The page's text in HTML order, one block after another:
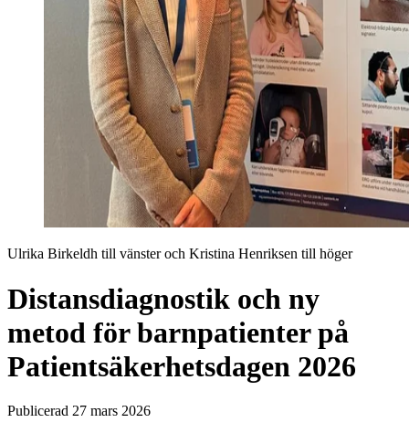
Ulrika Birkeldh till vänster och Kristina Henriksen till höger
Distansdiagnostik och ny
metod för barnpatienter på
Patientsäkerhetsdagen 2026
Publicerad 27 mars 2026